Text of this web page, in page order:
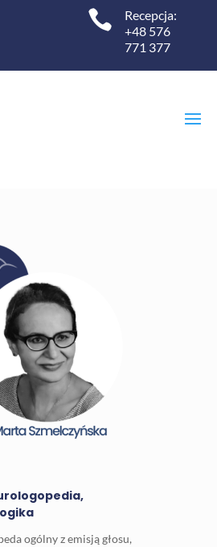

Recepcja:
+48 576
771 377
ogólny z emisją głosu,